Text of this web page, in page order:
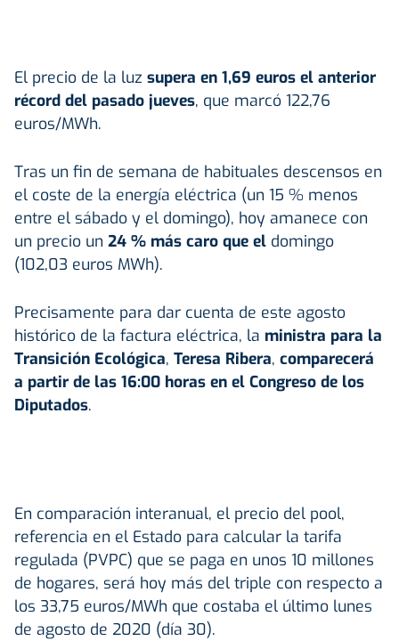
El precio de la luz supera en 1,69 euros el anterior
récord del pasado jueves, que marcó 122,76
euros/MWh.
Tras un fin de semana de habituales descensos en
el coste de la energía eléctrica (un 15 % menos
entre el sábado y el domingo), hoy amanece con
un precio un 24 % más caro que el domingo
(102,03 euros MWh).
Precisamente para dar cuenta de este agosto
histórico de la factura eléctrica, la ministra para la
Transición Ecológica, Teresa Ribera, comparecerá
a partir de las 16:00 horas en el Congreso de los
Diputados.
En comparación interanual, el precio del pool,
referencia en el Estado para calcular la tarifa
regulada (PVPC) que se paga en unos 10 millones
de hogares, será hoy más del triple con respecto a
los 33,75 euros/MWh que costaba el último lunes
de agosto de 2020 (día 30).